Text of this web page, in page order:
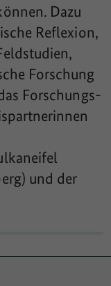
Dazu
Reflexion,
Forschung
Forschungs-
und der